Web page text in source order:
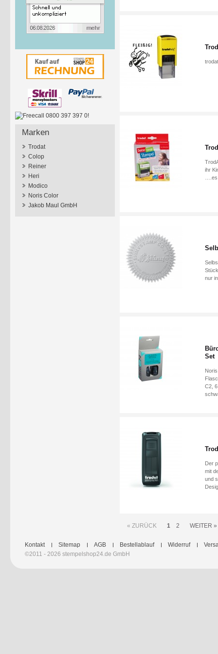
Marken
Trodat
Colop
Reiner
Heri
Modico
Noris Color
Jakob Maul GmbH
ihr
nur
Set
C2,
Der
mit
und
« ZURÜCK 1 2 WEITER »
Kontakt Sitemap AGB Bestellablauf Widerruf
©2011 - 2026 stempelshop24.de GmbH